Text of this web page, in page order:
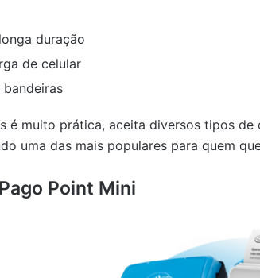
duração
de celular
é muito prática, aceita diversos tipos
uma das mais populares para quem
Point Mini